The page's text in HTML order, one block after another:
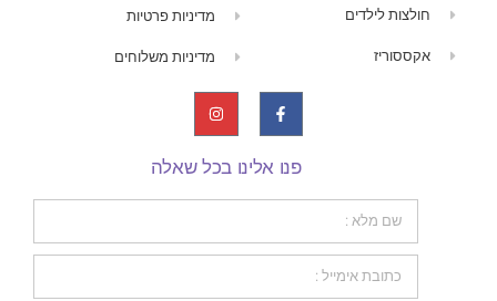
חולצות לילדים
אקססוריז
מדיניות פרטיות
מדיניות משלוחים
פנו אלינו בכל שאלה